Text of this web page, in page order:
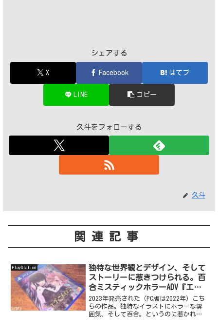
シェアする
X Facebook はてブ
LINE コピー
久斗をフォローする
久斗
関連記事
PlayStation
独特な世界観とデザイン、そして
ストーリーに惹きつけられる。百
合ミスティックホラーADV『エヴ
ァーメイデン～堕落の園の乙女た
ち～』レビュー【PS4】
2023年発売された（PC版は2022年）こち
らの作品。独特なイラストにホラーな雰
囲気、そして百合。というのに惹かれて